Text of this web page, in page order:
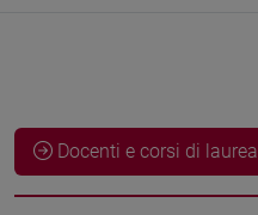
Docenti e corsi di laurea